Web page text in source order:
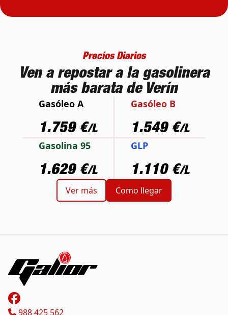
Precios Diarios
Ven a repostar a la gasolinera
más barata de Verín
Gasóleo A
1.759 €/L
Gasóleo B
1.549 €/L
Gasolina 95
1.629 €/L
GLP
1.110 €/L
Ver más Como llegar
988 425 562